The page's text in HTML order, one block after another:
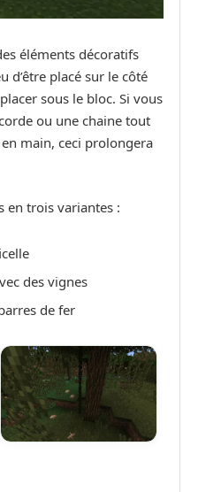
éléments décoratifs
d’être placé sur le côté
sous le bloc. Si vous
ou une chaine tout
main, ceci prolongera
en trois variantes :
des vignes
de fer